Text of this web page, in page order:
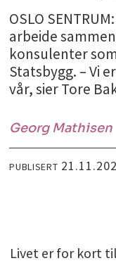
OSLO
arbeide
konsulenter
Statsbygg. – Vi
vår, sier Tore
Georg Mathisen
PUBLISERT
Livet er for kort